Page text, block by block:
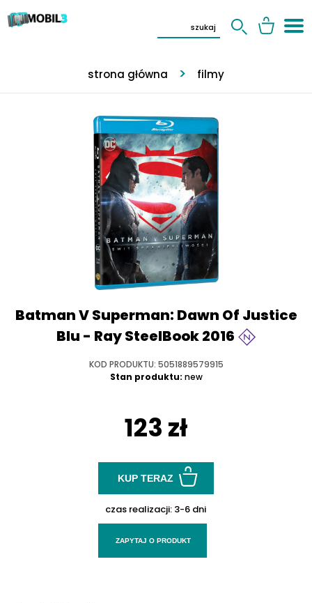
strona główna filmy
Batman V Superman: Dawn Of Justice
Blu - Ray SteelBook 2016
KOD PRODUKTU: 5051889579915
Stan produktu: new
123 zł
KUP TERAZ
czas realizacji: 3-6 dni
ZAPYTAJ O PRODUKT